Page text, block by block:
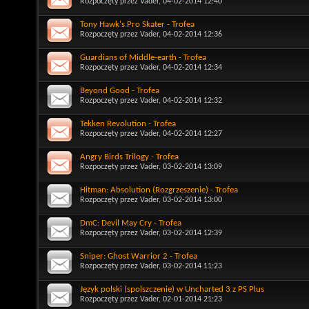
Tony Hawk's Pro Skater - Trofea
Rozpoczęty przez Vader, 04-02-2014 12:36
Guardians of Middle-earth - Trofea
Rozpoczęty przez Vader, 04-02-2014 12:34
Beyond Good - Trofea
Rozpoczęty przez Vader, 04-02-2014 12:32
Tekken Revolution - Trofea
Rozpoczęty przez Vader, 04-02-2014 12:27
Angry Birds Trilogy - Trofea
Rozpoczęty przez Vader, 03-02-2014 13:09
Hitman: Absolution (Rozgrzeszenie) - Trofea
Rozpoczęty przez Vader, 03-02-2014 13:00
DmC: Devil May Cry - Trofea
Rozpoczęty przez Vader, 03-02-2014 12:39
Sniper: Ghost Warrior 2 - Trofea
Rozpoczęty przez Vader, 03-02-2014 11:23
Język polski (spolszczenie) w Uncharted 3 z PS Plus
Rozpoczęty przez Vader, 02-01-2014 21:23